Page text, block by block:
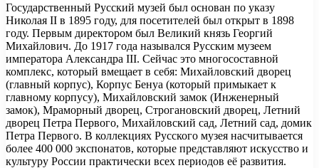
Государственный Русский музей был основан по указу
Николая II в 1895 году, для посетителей был открыт в 1898
году. Первым директором был Великий князь Георгий
Михайлович. До 1917 года назывался Русским музеем
императора Александра III. Сейчас это многосоставной
комплекс, который вмещает в себя: Михайловский дворец
(главный корпус), Корпус Бенуа (который примыкает к
главному корпусу), Михайловский замок (Инженерный
замок), Мраморный дворец, Строгановский дворец, Летний
дворец Петра Первого, Михайловский сад, Летний сад, домик
Петра Первого. В коллекциях Русского музея насчитывается
более 400 000 экспонатов, которые представляют искусство и
культуру России практически всех периодов её развития.